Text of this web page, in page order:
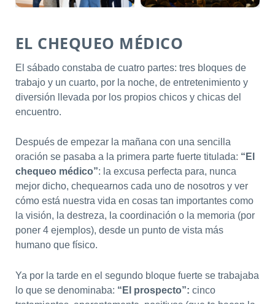
EL CHEQUEO MÉDICO
El sábado constaba de cuatro partes: tres bloques de
trabajo y un cuarto, por la noche, de entretenimiento y
diversión llevada por los propios chicos y chicas del
encuentro.
Después de empezar la mañana con una sencilla
oración se pasaba a la primera parte fuerte titulada: “El
chequeo médico”: la excusa perfecta para, nunca
mejor dicho, chequearnos cada uno de nosotros y ver
cómo está nuestra vida en cosas tan importantes como
la visión, la destreza, la coordinación o la memoria (por
poner 4 ejemplos), desde un punto de vista más
humano que físico.
Ya por la tarde en el segundo bloque fuerte se trabajaba
lo que se denominaba: “El prospecto”: cinco